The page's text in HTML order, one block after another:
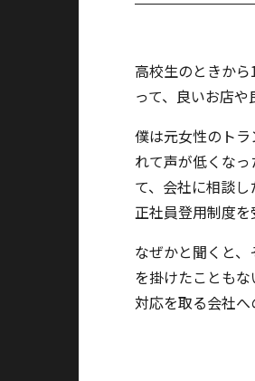
高校生のときか
って、良いお店や
僕は元女性のト
れて声が低くな
て、会社に相談
正社員登用制度を
なぜかと聞くと
を掛けたことも
対応を取る会社へ